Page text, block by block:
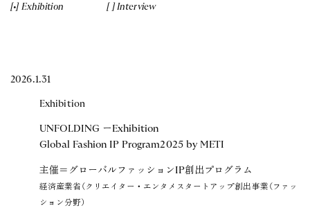
Exhibition
Interview
2026.1.31
Exhibition
UNFOLDING ーExhibition
Global Fashion IP Program2025 by METI
主催＝グローバルファッションIP創出プログラム
経済産業省（クリエイター・エンタメスタートアップ創出事業（ファッ
ション分野）